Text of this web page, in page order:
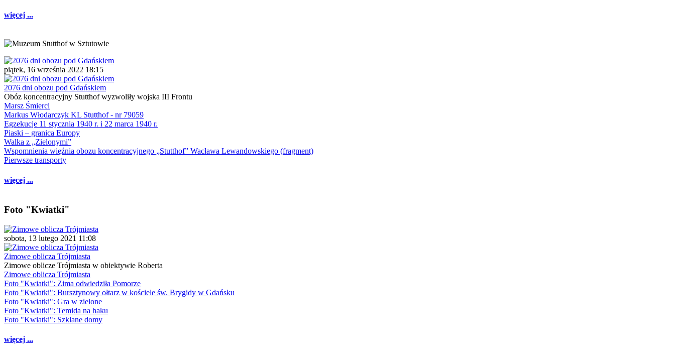
więcej ...
piątek, 16 września 2022 18:15
2076 dni obozu pod Gdańskiem
Obóz koncentracyjny Stutthof wyzwoliły wojska III Frontu
Marsz Śmierci
Markus Włodarczyk KL Stutthof - nr 79059
Egzekucje 11 stycznia 1940 r. i 22 marca 1940 r.
Piaski – granica Europy
Walka z „Zielonymi”
Wspomnienia więźnia obozu koncentracyjnego „Stutthof” Wacława Lewandowskiego (fragment)
Pierwsze transporty
więcej ...
Foto "Kwiatki"
sobota, 13 lutego 2021 11:08
Zimowe oblicza Trójmiasta
Zimowe oblicze Trójmiasta w obiektywie Roberta
Zimowe oblicza Trójmiasta
Foto "Kwiatki": Zima odwiedziła Pomorze
Foto "Kwiatki": Bursztynowy ołtarz w kościele św. Brygidy w Gdańsku
Foto "Kwiatki": Gra w zielone
Foto "Kwiatki": Temida na haku
Foto "Kwiatki": Szklane domy
więcej ...